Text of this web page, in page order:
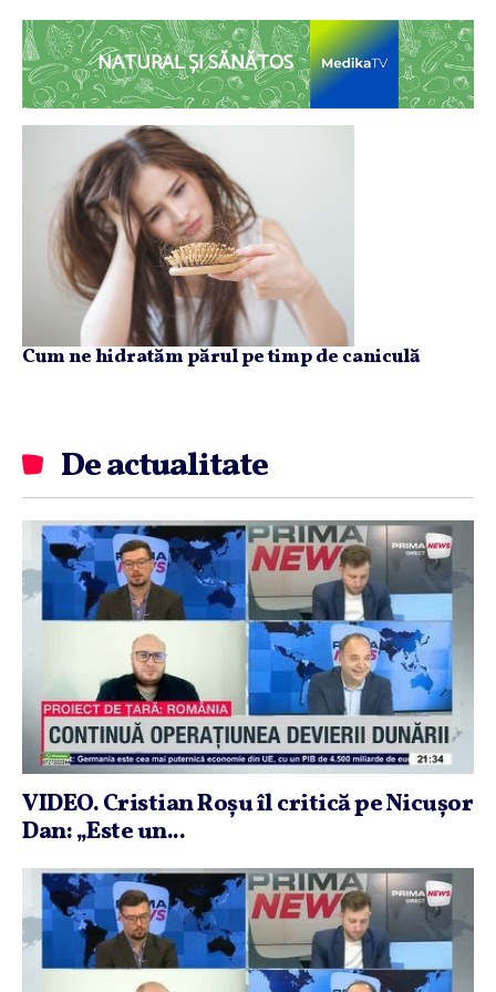
NATURAL ȘI SĂNĂTOS
Cum ne hidratăm părul pe timp de caniculă
De actualitate
VIDEO. Cristian Roşu îl critică pe Nicuşor
Dan: „Este un...